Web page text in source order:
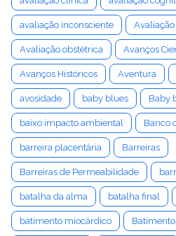
avaliação inconsciente
Avaliação obstétrica Avanços
Avanços Históricos Aventura
avosidade baby blues Baby
baixo impacto ambiental Banco
barreira placentária Barreiras
Barreiras de Permeabilidade
batalha da alma batalha final
batimento miocárdico